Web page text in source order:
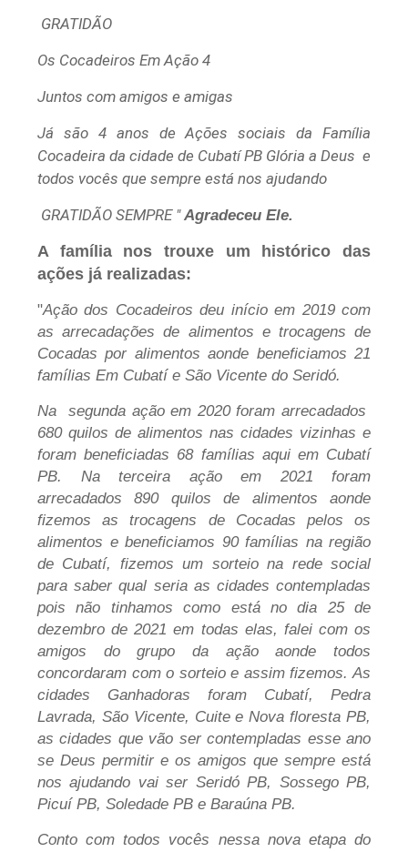
GRATIDÃO
Os Cocadeiros Em Ação 4
Juntos com amigos e amigas
Já são 4 anos de Ações sociais da Família
Cocadeira da cidade de Cubatí PB Glória a Deus e
todos vocês que sempre está nos ajudando
GRATIDÃO SEMPRE "Agradeceu Ele.
A famílianos trouxe um histórico das
ações já realizadas:
"Ação dos Cocadeiros deu início em 2019 com
as arrecadações de alimentos e trocagens de
Cocadas por alimentos aonde beneficiamos 21
famílias Em Cubatí e São Vicente do Seridó.
Na segunda ação em 2020 foram arrecadados
680 quilos de alimentos nas cidades vizinhas e
foram beneficiadas 68 famílias aqui em Cubatí
PB. Na terceira ação em 2021 foram
arrecadados 890 quilos de alimentos aonde
fizemos as trocagens de Cocadas pelos os
alimentos e beneficiamos 90 famílias na região
de Cubatí, fizemos um sorteio na rede social
para saber qual seria as cidades contempladas
pois não tinhamos como está no dia 25 de
dezembro de 2021 em todas elas, falei com os
amigos do grupo da ação aonde todos
concordaram com o sorteio e assim fizemos. As
cidades Ganhadoras foram Cubatí, Pedra
Lavrada, São Vicente, Cuite e Nova floresta PB,
as cidades que vão ser contempladas esse ano
se Deus permitir e os amigos que sempre está
nos ajudando vai ser Seridó PB, Sossego PB,
Picuí PB, Soledade PB e Baraúna PB.
Conto com todos vocês nessa nova etapa do